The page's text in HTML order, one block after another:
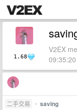
1.68
V2EX
二手交易 • saving